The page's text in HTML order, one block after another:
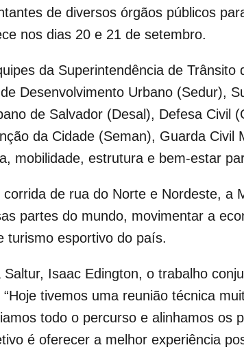
de diversos órgãos públicos
nos dias 20 e 21 de setembro.
da Superintendência de
Desenvolvimento Urbano (Sedur),
de Salvador (Desal), Defesa
da Cidade (Seman), Guarda
mobilidade, estrutura e bem-estar
de rua do Norte e Nordeste,
partes do mundo, movimentar a
turismo esportivo do país.
Isaac Edington, o trabalho
tivemos uma reunião técnica
todo o percurso e alinhamos os
é oferecer a melhor experiência